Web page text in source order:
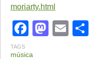
moriarty.html
Facebook
Mastodon
Email
TAGS
música